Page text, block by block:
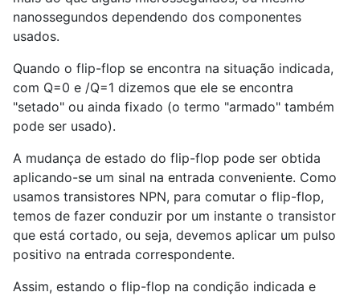
nanossegundos dependendo dos componentes
usados.
Quando o flip-flop se encontra na situação indicada,
com Q=0 e /Q=1 dizemos que ele se encontra
"setado" ou ainda fixado (o termo "armado" também
pode ser usado).
A mudança de estado do flip-flop pode ser obtida
aplicando-se um sinal na entrada conveniente. Como
usamos transistores NPN, para comutar o flip-flop,
temos de fazer conduzir por um instante o transistor
que está cortado, ou seja, devemos aplicar um pulso
positivo na entrada correspondente.
Assim, estando o flip-flop na condição indicada e